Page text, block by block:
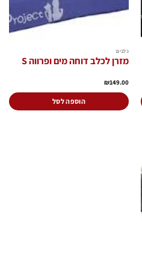
כלבים
מזרן לכלב דוחה מים ופרווה S
₪149.00
הוספה לסל